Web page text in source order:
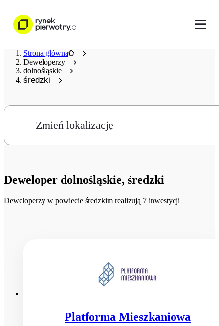
Strona główna
Deweloperzy
dolnośląskie
średzki
Zmień lokalizację
Deweloper dolnośląskie, średzki
Deweloperzy w powiecie średzkim realizują 7 inwestycji
Platforma Mieszkaniowa